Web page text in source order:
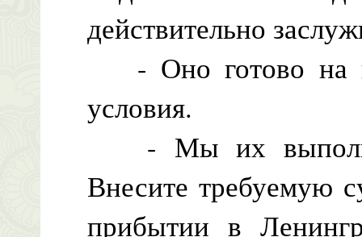
действительно
- Оно готово на
условия.
- Мы их
Внесите требуемую
прибытии в